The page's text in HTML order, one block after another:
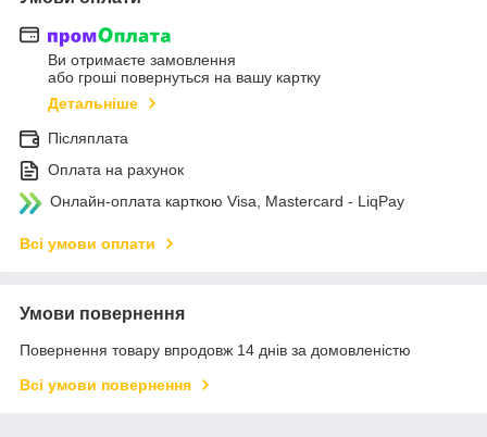
Ви отримаєте замовлення
або гроші повернуться на вашу картку
Детальніше
Післяплата
Оплата на рахунок
Онлайн-оплата карткою Visa, Mastercard - LiqPay
Всі умови оплати
Умови повернення
Повернення товару впродовж 14 днів за домовленістю
Всі умови повернення